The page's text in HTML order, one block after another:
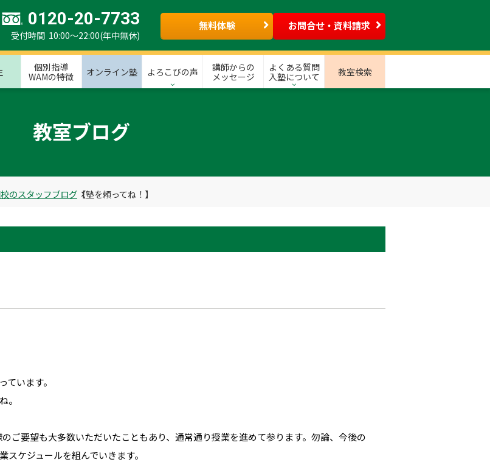
0120-20-7733
受付時間 10:00～22:00(年中無休)
無料体験 お問合せ・資料請求
個別指導
WAMの特徴
オンライン塾 よろこびの声
講師からの
メッセージ
よくある質問
入塾について
教室検索
教室ブログ
のスタッフブログ 【塾を頼ってね！】
います。
。
ご要望も大多数いただいたこともあり、通常通り授業を進めて参ります。勿論、今後の
ケジュールを組んでいきます。